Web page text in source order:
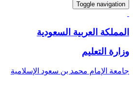
Toggle navigation
المملكة العربية السعودية
وزارة التعليم
جامعة الإمام محمد بن سعود الإسلامية